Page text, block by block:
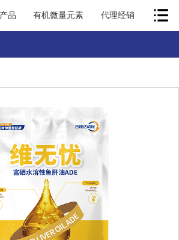
品 有机微量元素 代理经销